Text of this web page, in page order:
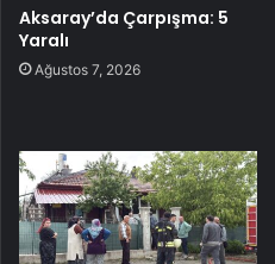
Aksaray’da Çarpışma: 5
Yaralı
Ağustos 7, 2026